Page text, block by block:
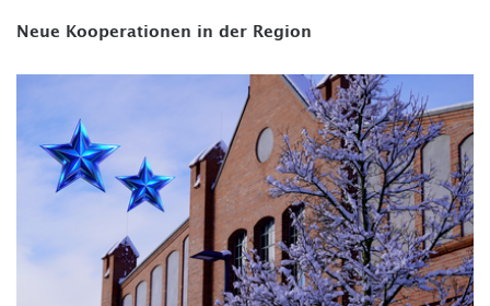
Neue Kooperationen in der Region